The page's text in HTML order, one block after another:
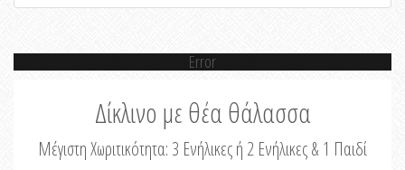
Error
Δίκλινο με θέα θάλασσα
Μέγιστη Χωριτικότητα: 3 Ενήλικες ή 2 Ενήλικες & 1 Παιδί